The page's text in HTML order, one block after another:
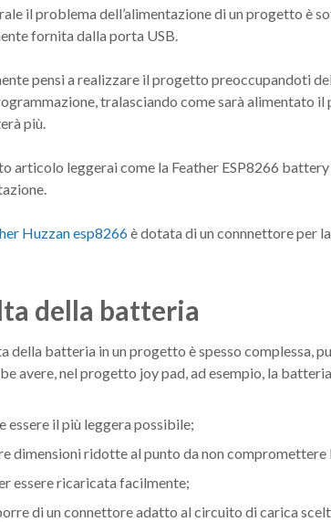
il problema dell’alimentazione di un progetto è
fornita dalla porta USB.
pensi a realizzare il progetto preoccupandoti
tralasciando come sarà alimentato
più.
articolo leggerai come la Feather ESP8266
Huzzan esp8266è dotata di un connnettore per
della batteria
della batteria in un progetto è spesso complessa,
avere, nel progetto joy pad, ad esempio, la
essere il più leggera possibile;
dimensioni ridotte al punto da non compromettere
essere ricaricata facilmente;
di un connettore adatto al circuito di carica